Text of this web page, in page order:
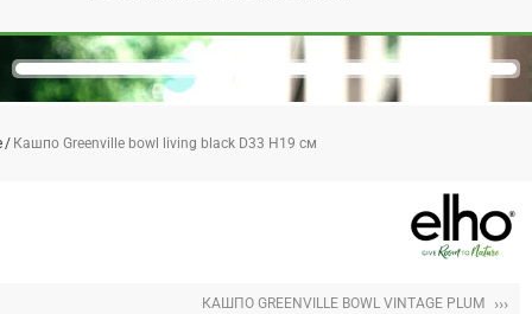
Кашпо Greenville bowl living black D33 H19 см
КАШПО GREENVILLE BOWL VINTAGE PLUM ›››